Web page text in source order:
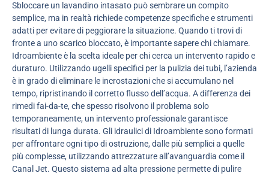
Sbloccare un lavandino intasato può sembrare un compito
semplice, ma in realtà richiede competenze specifiche e strumenti
adatti per evitare di peggiorare la situazione. Quando ti trovi di
fronte a uno scarico bloccato, è importante sapere chi chiamare.
Idroambiente è la scelta ideale per chi cerca un intervento rapido e
duraturo. Utilizzando ugelli specifici per la pulizia dei tubi, l’azienda
è in grado di eliminare le incrostazioni che si accumulano nel
tempo, ripristinando il corretto flusso dell’acqua. A differenza dei
rimedi fai-da-te, che spesso risolvono il problema solo
temporaneamente, un intervento professionale garantisce
risultati di lunga durata. Gli idraulici di Idroambiente sono formati
per affrontare ogni tipo di ostruzione, dalle più semplici a quelle
più complesse, utilizzando attrezzature all’avanguardia come il
Canal Jet. Questo sistema ad alta pressione permette di pulire